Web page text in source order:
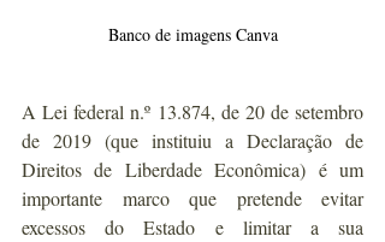
Banco de imagens Canva
A Lei federal n.º 13.874, de 20 de setembro
de 2019 (que instituiu a Declaração de
Direitos de Liberdade Econômica) é um
importante marco que pretende evitar
excessos do Estado e limitar a sua